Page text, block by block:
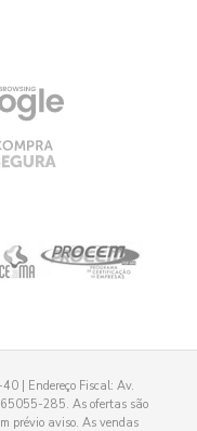
| Endereço Fiscal: Av.
285. As ofertas são
prévio aviso. As vendas